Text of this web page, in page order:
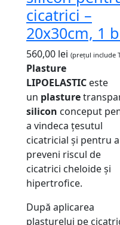
cicatrici –
20x30cm, 1
560,00 lei (prețul include
Plasture
LIPOELASTIC este
un plasture
silicon conceput
a vindeca țesutul
cicatricial și pentru a
preveni riscul de
cicatrici cheloide și
hipertrofice.
După aplicarea
plasturelui pe